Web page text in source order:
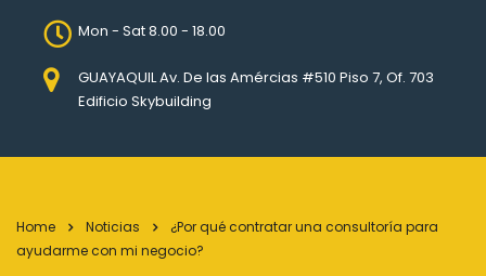
Mon - Sat 8.00 - 18.00
GUAYAQUIL Av. De las Amércias #510 Piso 7, Of. 703
Edificio Skybuilding
Home Noticias
¿Por qué contratar una consultoría para
ayudarme con mi negocio?